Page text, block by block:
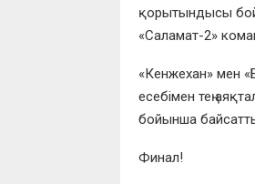
қорытындысы
«Саламат-2»
«Кенжехан» мен «
есебімен тең
бойынша
Финал!